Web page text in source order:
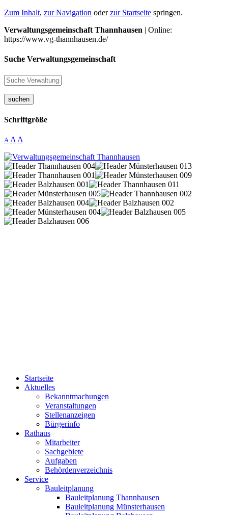
Zum Inhalt, zur Navigation oderzur Startseite springen.
Verwaltungsgemeinschaft Thannhausen | Online:
https://www.vg-thannhausen.de/
Suche Verwaltungsgemeinschaft
suchen
Schriftgröße
A A A
Startseite
Aktuelles
Bekanntmachungen
Veranstaltungen
Stellenanzeigen
Bürgerinfo
Rathaus
Mitarbeiter
Sachgebiete
Aufgaben
Behördenverzeichnis
Service
Bauleitplanung
Bauleitplanung Thannhausen
Bauleitplanung Münsterhausen